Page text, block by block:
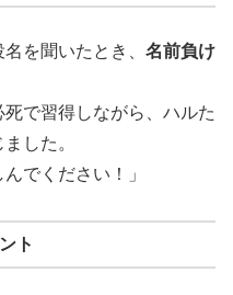
を聞いたとき、 名前負け
で習得しながら、ハルた
した。
でください！」
ト